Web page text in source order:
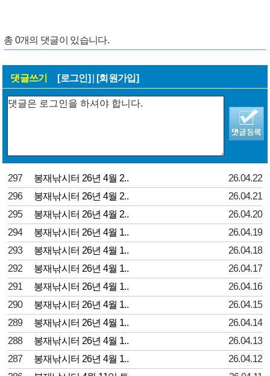
총 0개의 댓글이 있습니다.
댓글쓰기 [로그인] [회원가입]
297 봉재낚시터 26년 4월 2..
26.04.22
296
봉재낚시터 26년 4월 2..
26.04.21
295
봉재낚시터 26년 4월 2..
26.04.20
294
봉재낚시터 26년 4월 1..
26.04.19
293
봉재낚시터 26년 4월 1..
26.04.18
292
봉재낚시터 26년 4월 1..
26.04.17
291
봉재낚시터 26년 4월 1..
26.04.16
290
봉재낚시터 26년 4월 1..
26.04.15
289
봉재낚시터 26년 4월 1..
26.04.14
288
봉재낚시터 26년 4월 1..
26.04.13
287
봉재낚시터 26년 4월 1..
26.04.12